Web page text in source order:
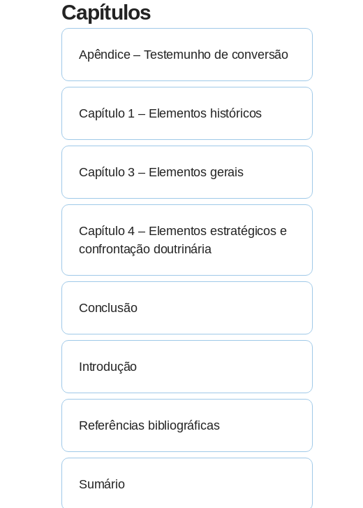
Capítulos
Apêndice – Testemunho de conversão
Capítulo 1 – Elementos históricos
Capítulo 3 – Elementos gerais
Capítulo 4 – Elementos estratégicos e
confrontação doutrinária
Conclusão
Introdução
Referências bibliográficas
Sumário